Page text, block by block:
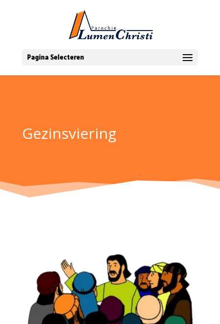
Pagina Selecteren
Gezinsviering